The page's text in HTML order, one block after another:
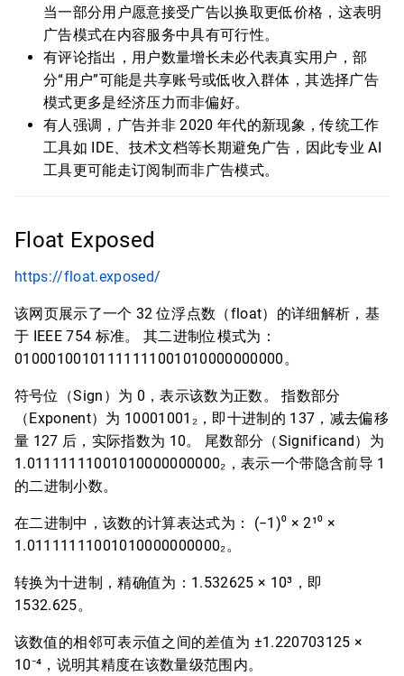
当一部分用户愿意接受广告以换取更低价格，这表明
广告模式在内容服务中具有可行性。
有评论指出，用户数量增长未必代表真实用户，部
分“用户”可能是共享账号或低收入群体，其选择广告
模式更多是经济压力而非偏好。
有人强调，广告并非 2020 年代的新现象，传统工作
工具如 IDE、技术文档等长期避免广告，因此专业 AI
工具更可能走订阅制而非广告模式。
Float Exposed
https://float.exposed/
该网页展示了一个 32 位浮点数（float）的详细解析，基
于 IEEE 754 标准。 其二进制位模式为：
01000100101111111001010000000000。
符号位（Sign）为 0，表示该数为正数。 指数部分
（Exponent）为 10001001₂，即十进制的 137，减去偏移
量 127 后，实际指数为 10。 尾数部分（Significand）为
1.01111111001010000000000₂，表示一个带隐含前导 1
的二进制小数。
在二进制中，该数的计算表达式为： (−1)⁰ × 2¹⁰ ×
1.01111111001010000000000₂。
转换为十进制，精确值为：1.532625 × 10³，即
1532.625。
该数值的相邻可表示值之间的差值为 ±1.220703125 ×
10⁻⁴，说明其精度在该数量级范围内。